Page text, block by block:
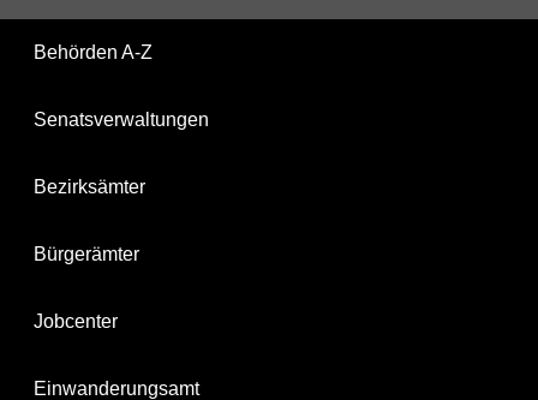
Behörden A-Z
Senatsverwaltungen
Bezirksämter
Bürgerämter
Jobcenter
Einwanderungsamt